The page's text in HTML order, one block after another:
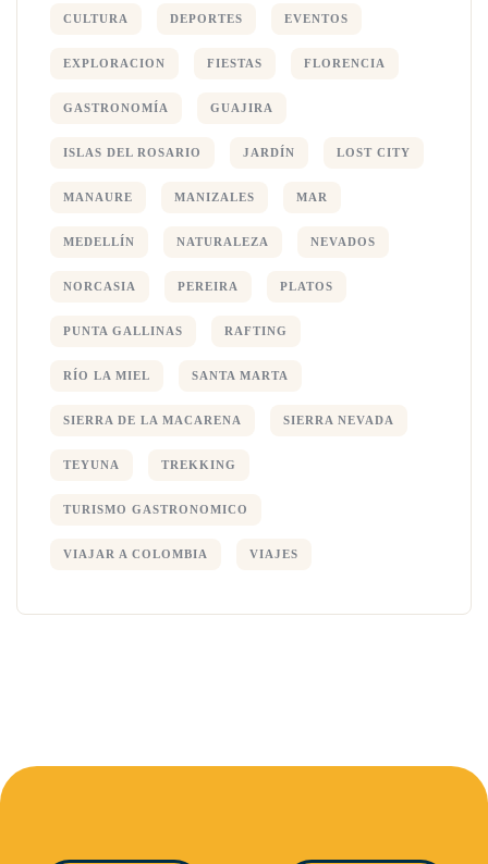
CULTURA DEPORTES EVENTOS
EXPLORACION FIESTAS FLORENCIA
GASTRONOMÍA GUAJIRA
ISLAS DEL ROSARIO JARDÍN LOST CITY
MANAURE MANIZALES MAR
MEDELLÍN NATURALEZA NEVADOS
NORCASIA PEREIRA PLATOS
PUNTA GALLINAS RAFTING
RÍO LA MIEL SANTA MARTA
SIERRA DE LA MACARENA SIERRA NEVADA
TEYUNA TREKKING
TURISMO GASTRONOMICO
VIAJAR A COLOMBIA VIAJES